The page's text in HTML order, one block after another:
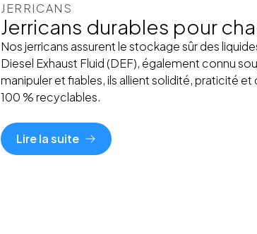
JERRICANS
Jerricans durables pour
Nos jerricans assurent le stockage sûr des
Diesel Exhaust Fluid (DEF), également connu
manipuler et fiables, ils allient solidité, praticité et
100 % recyclables.
Lire la suite